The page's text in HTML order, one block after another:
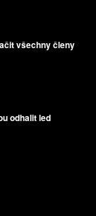
všechny členy
odhalit led